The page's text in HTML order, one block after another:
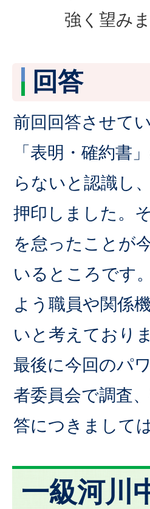
強く望みま
回答
前回回答させて
「表明・確約書
らないと認識し
押印しました。
を怠ったことが
いるところです
よう職員や関係
いと考えておりま
最後に今回のパ
者委員会で調査
答につきまして
一級河川